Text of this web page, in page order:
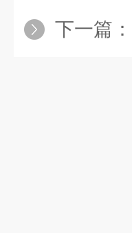
下一篇：